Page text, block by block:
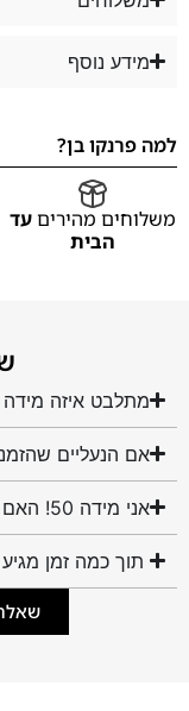
מידע נוסף
למה פרנקו בן?
משלוחים מהיריםעד
הבית
מתלבט איזה מידה
אם הנעליים
אני מידה 50! האם יש לכם נעליים במידה שלי?
תוך כמה זמן